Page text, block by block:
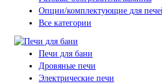
Опции/комплектующие для
Все категории
Печи для бани
Дровяные печи
Электрические печи